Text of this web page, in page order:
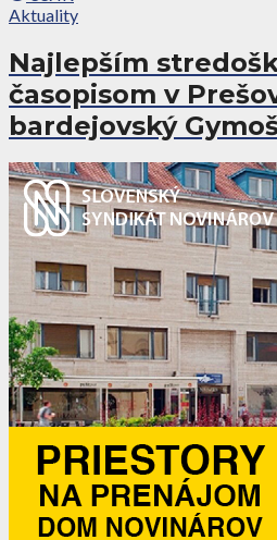
Aktuality
Najlepším
časopisom v
bardejovský Gymoš